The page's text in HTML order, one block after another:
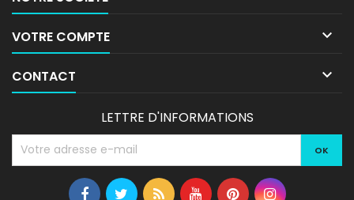
VOTRE COMPTE 
CONTACT 
LETTRE D'INFORMATIONS